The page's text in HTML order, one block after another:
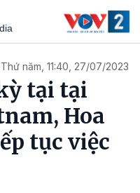
Thứ năm, 11:40, 27/07/2023
tại tại
Hoa
tục việc